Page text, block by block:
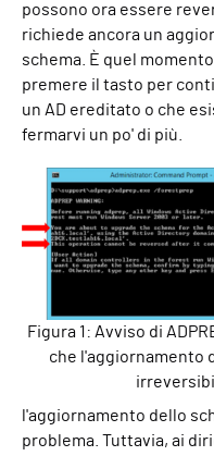
possono ora essere
richiede ancora un
schema. È quel
premere il tasto per
un AD ereditato o che
fermarvi un po' di più.
Figura 1: Avviso di
che l'aggiornamento
l'aggiornamento dello
problema. Tuttavia, ai